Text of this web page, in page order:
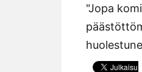
"Jopa